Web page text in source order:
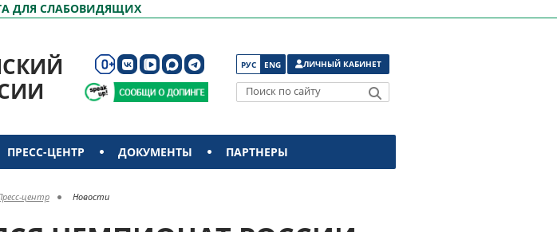
ДЛЯ СЛАБОВИДЯЩИХ
РУС ENG ЛИЧНЫЙ КАБИНЕТ
Поиск по сайту
ПРЕСС-ЦЕНТР ДОКУМЕНТЫ ПАРТНЕРЫ
центр Новости